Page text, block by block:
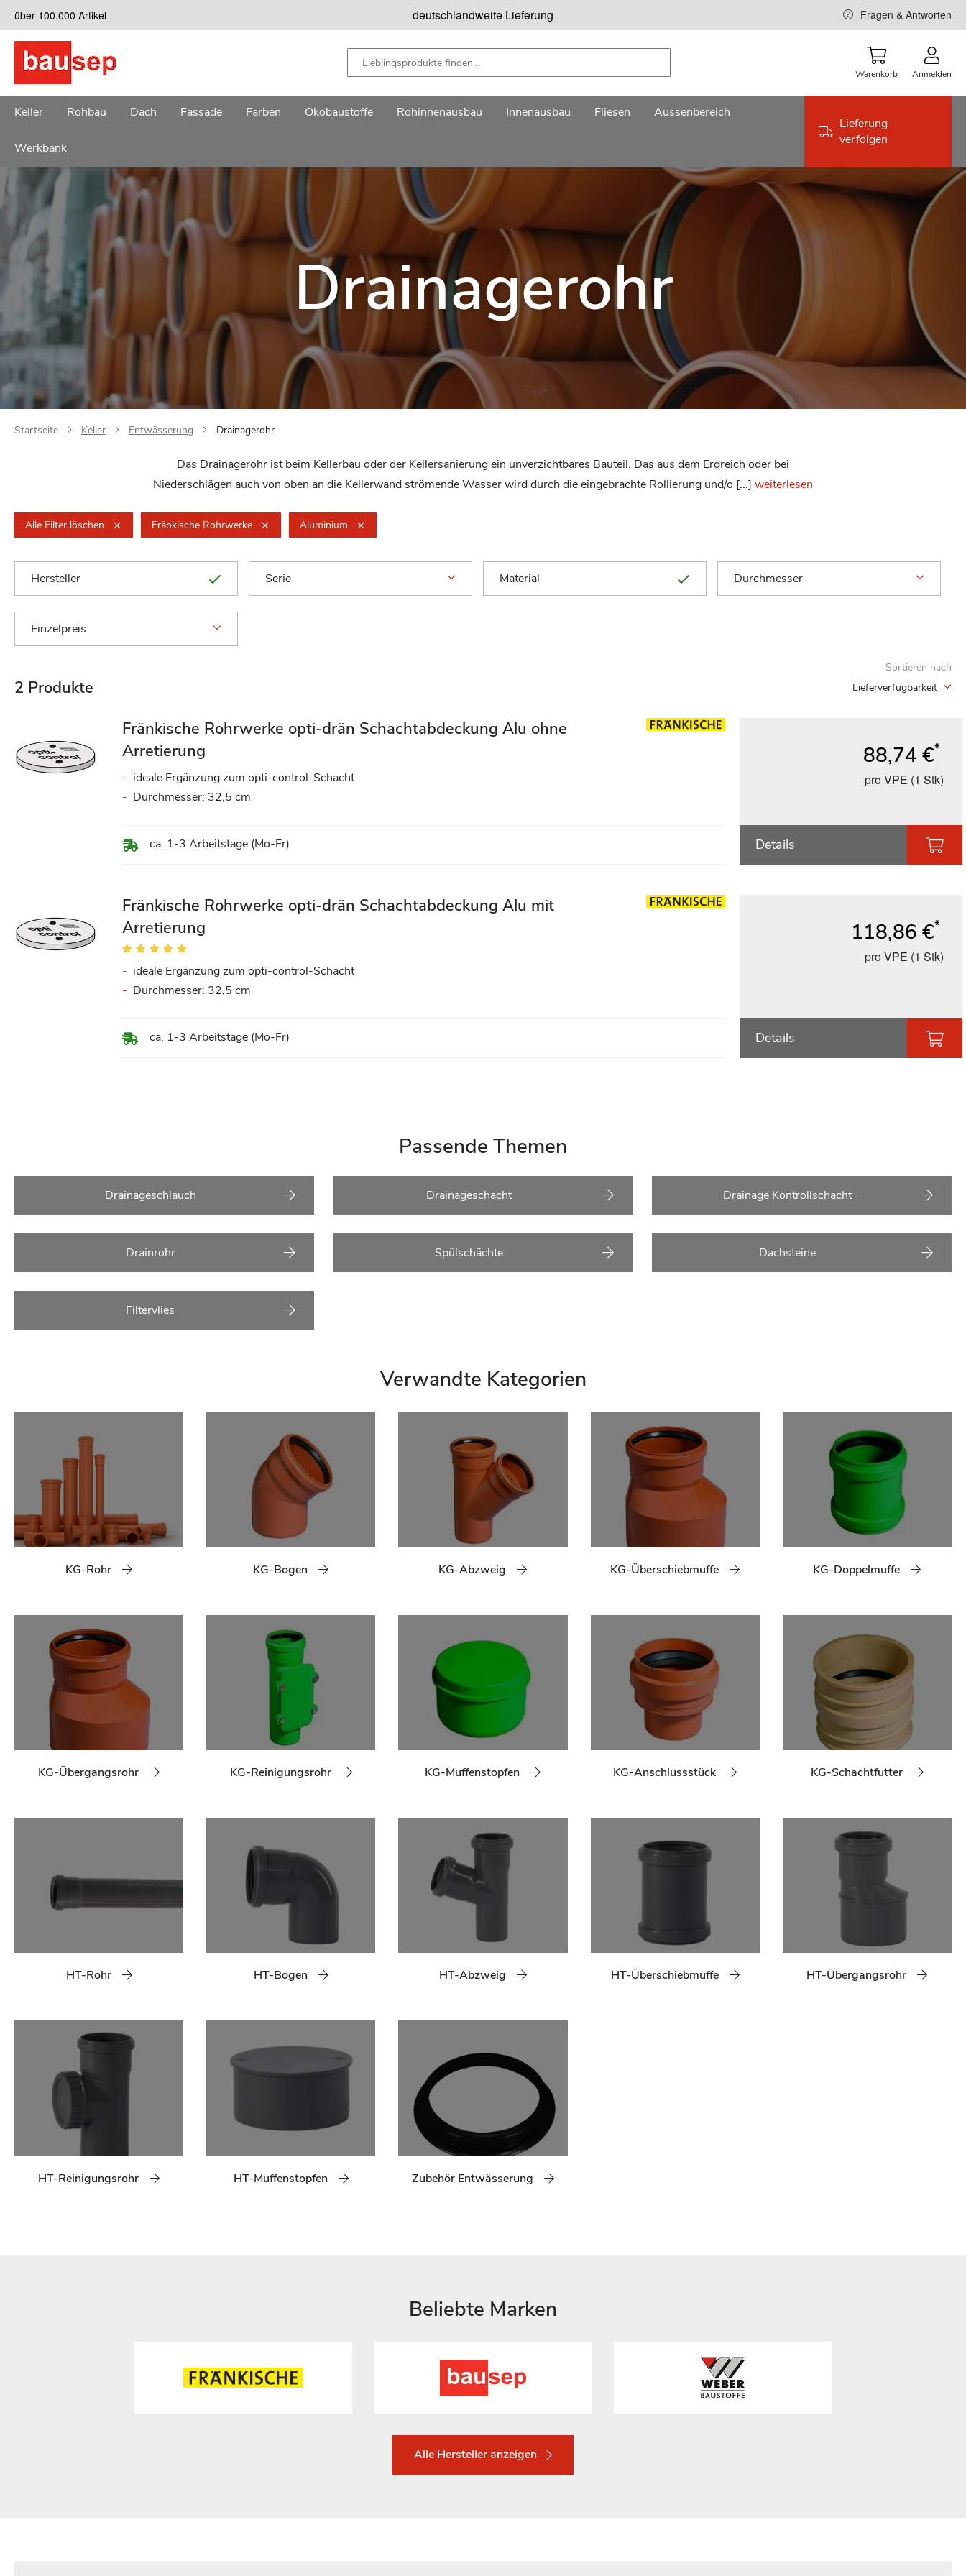
Zum
Inhalt
springen
über 100.000 Artikel deutschlandweite Lieferung Fragen & Antworten
Warenkorb Anmelden
Keller Rohbau Dach Fassade Farben Ökobaustoffe Rohinnenausbau Innenausbau Fliesen Aussenbereich
Werkbank
Lieferung
verfolgen
Drainagerohr
Startseite Keller Entwässerung Drainagerohr
Das Drainagerohr ist beim Kellerbau oder der Kellersanierung ein unverzichtbares Bauteil. Das aus dem Erdreich oder bei
Niederschlägen auch von oben an die Kellerwand strömende Wasser wird durch die eingebrachte Rollierung und/o [...] weiterlesen
Alle Filter löschen Fränkische Rohrwerke Aluminium
Hersteller Serie Material Durchmesser
Einzelpreis
2 Produkte
Sortieren nach
Lieferverfügbarkeit
Fränkische Rohrwerke opti-drän Schachtabdeckung Alu ohne
Arretierung
ca. 1-3 Arbeitstage (Mo-Fr)
88,74 €*
pro VPE (1 Stk)
ideale Ergänzung zum opti-control-Schacht
Durchmesser: 32,5 cm
Details
Fränkische Rohrwerke opti-drän Schachtabdeckung Alu mit
Arretierung
Bewertung:
ca. 1-3 Arbeitstage (Mo-Fr)
118,86 €*
pro VPE (1 Stk)
ideale Ergänzung zum opti-control-Schacht
Durchmesser: 32,5 cm
Details
Passende Themen
Drainageschlauch Drainageschacht Drainage Kontrollschacht
Drainrohr Spülschächte Dachsteine
Filtervlies
Verwandte Kategorien
KG-Rohr KG-Bogen KG-Abzweig KG-Überschiebmuffe KG-Doppelmuffe
KG-Übergangsrohr KG-Reinigungsrohr KG-Muffenstopfen KG-Anschlussstück KG-Schachtfutter
HT-Rohr HT-Bogen HT-Abzweig HT-Überschiebmuffe HT-Übergangsrohr
HT-Reinigungsrohr HT-Muffenstopfen Zubehör Entwässerung
Beliebte Marken
Alle Hersteller anzeigen